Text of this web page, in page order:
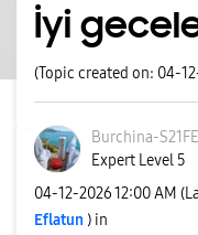
İyi
(Topic created on: 04-
Burchina-S21FE
Expert Level 5
‎04-12-202612:00 AM
Eflatun ) in